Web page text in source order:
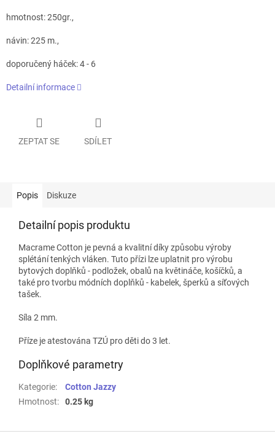
hmotnost: 250gr.,
návin: 225 m.,
doporučený háček: 4 - 6
Detailní informace
ZEPTAT SE SDÍLET
Popis Diskuze
Detailní popis produktu
Macrame Cotton je pevná a kvalitní díky způsobu výroby
splétání tenkých vláken. Tuto přízi lze uplatnit pro výrobu
bytových doplňků - podložek, obalů na květináče, košíčků, a
také pro tvorbu módních doplňků - kabelek, šperků a síťových
tašek.
Síla 2 mm.
Příze je atestována TZÚ pro děti do 3 let.
Doplňkové parametry
Kategorie:
Cotton Jazzy
Hmotnost: 0.25 kg